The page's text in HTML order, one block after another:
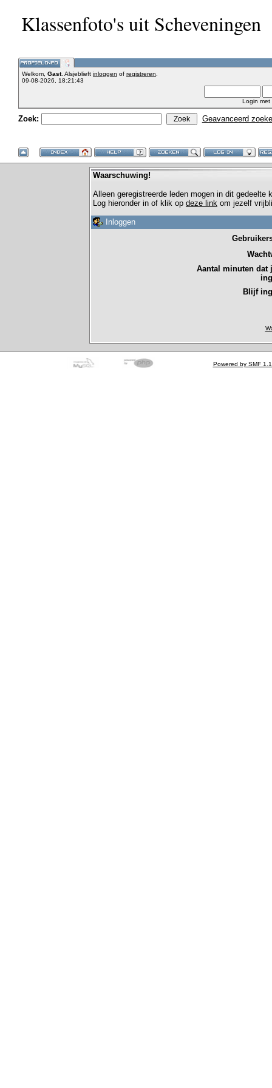
Klassenfoto's uit Scheveningen
Welkom, Gast. Alsjeblieft inloggen of registreren
09-08-2026, 18:21:43
Login met
Zoek: Geavanceerd
Waarschuwing!
Alleen geregistreerde leden mogen in dit gedeelte
Log hieronder in of klik op deze link om jezelf
Inloggen
Aantal minuten dat
Blijf
Powered by SMF